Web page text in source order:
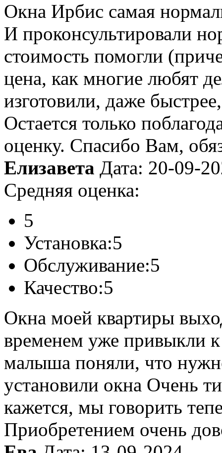
Окна Ирбис самая
И проконсультировали
стоимость помогли
цена, как многие любят
изготовили, даже
Остается только
оценку. Спасибо Вам,
Елизавета Дата: 20-09-
Средняя оценка:
5
Установка:5
Обслуживание:5
Качество:5
Окна моей квартиры
временем уже привыкли
малыша поняли, что
установили окна Очень
кажется, мы говорить
Приобретением очень